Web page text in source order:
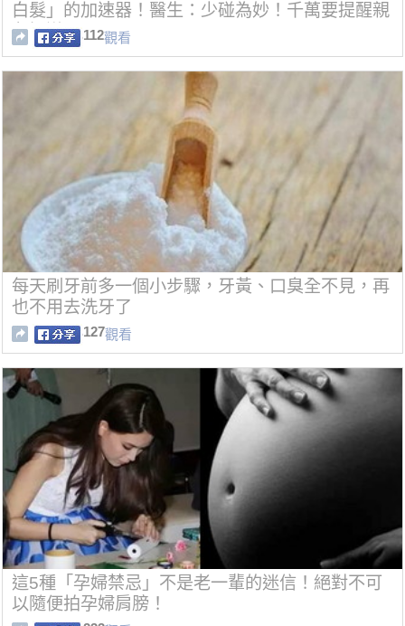
白髮」的加速器！醫生：少碰為妙！千萬要提醒親
友知道！ 112觀看
每天刷牙前多一個小步驟，牙黃、口臭全不見，再
也不用去洗牙了
127觀看
這5種「孕婦禁忌」不是老一輩的迷信！絕對不可
以隨便拍孕婦肩膀！